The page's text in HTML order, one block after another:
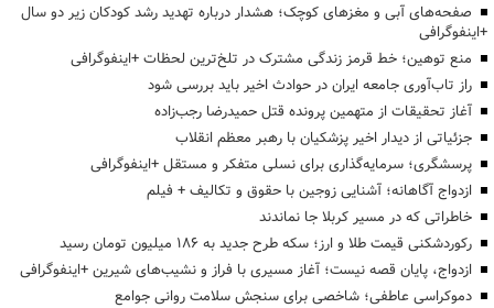
صفحه‌های آبی و مغزهای کوچک؛ هشدار درباره تهدید رشد کودکان زیر دو سال
+اینفوگرافی
منع توهین؛ خط قرمز زندگی مشترک در تلخ‌ترین لحظات +اینفوگرافی
راز تاب‌آوری جامعه ایران در حوادث اخیر باید بررسی شود
آغاز تحقیقات از متهمین پرونده قتل حمیدرضا رجب‌زاده
جزئیاتی از دیدار اخیر پزشکیان با رهبر معظم انقلاب
پرسشگری؛ سرمایه‌گذاری برای نسلی متفکر و مستقل +اینفوگرافی
ازدواج آگاهانه؛ آشنایی زوجین با حقوق و تکالیف + فیلم
خاطراتی که در مسیر کربلا جا نماندند
رکوردشکنی قیمت طلا و ارز؛ سکه طرح جدید به ۱۸۶ میلیون تومان رسید
ازدواج، پایان قصه نیست؛ آغاز مسیری با فراز و نشیب‌های شیرین +اینفوگرافی
دموکراسی عاطفی؛ شاخصی برای سنجش سلامت روانی جوامع